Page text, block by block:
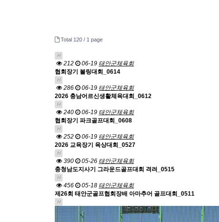
Total 120 / 1 page
H
212 06-19 태안군체육회
협회장기 볼링대회_0614
H
286 06-19 태안군체육회
2026 충남어르신생활체육대회_0612
H
240 06-19 태안군체육회
협회장기 파크골프대회_0608
H
252 06-19 태안군체육회
2026 교육장기 육상대회_0527
H
390 05-26 태안군체육회
충청남도지사기 그라운드골프대회 격려_0515
H
456 05-18 태안군체육회
제26회 태안군골프협회장배 아마추어 골프대회_0511
H